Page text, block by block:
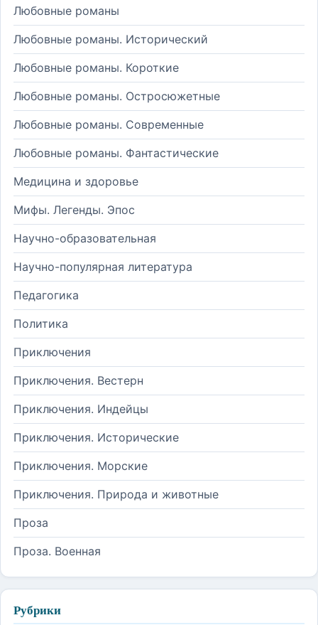
Любовные романы
Любовные романы. Исторический
Любовные романы. Короткие
Любовные романы. Остросюжетные
Любовные романы. Современные
Любовные романы. Фантастические
Медицина и здоровье
Мифы. Легенды. Эпос
Научно-образовательная
Научно-популярная литература
Педагогика
Политика
Приключения
Приключения. Вестерн
Приключения. Индейцы
Приключения. Исторические
Приключения. Морские
Приключения. Природа и животные
Проза
Проза. Военная
Рубрики